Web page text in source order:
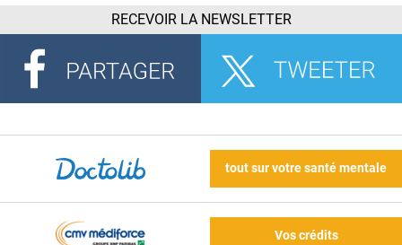
RECEVOIR LA NEWSLETTER
tout sur votre santé mentale
Vos crédits